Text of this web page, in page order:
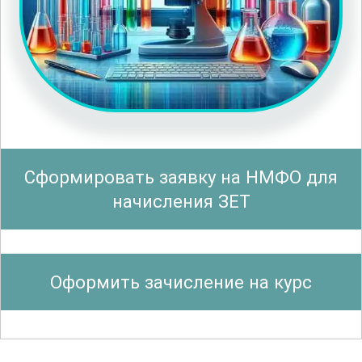
исследования могут помочь в
диагностике и мониторинге таких
состояний, как диабет, сердечно-
сосудистые заболевания, онкология и
заболевания печени. Отдельные
оборудования, используемого в
лабораторной диагностике.
Для удобства слушателей материалы
курса структурированы таким образом,
чтобы предоставлять максимально
Сформировать заявку на НМФО для
начисления ЗЕТ
Оформить зачисление на курс